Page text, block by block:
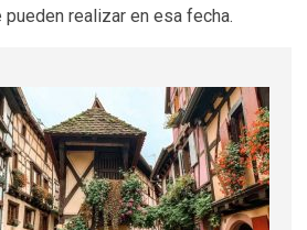
realizar en esa fecha.